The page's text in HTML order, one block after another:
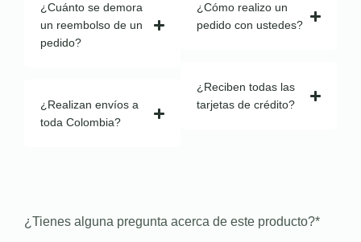
¿Cuánto se demora
un reembolso de un
pedido?
¿Realizan envíos a
toda Colombia?
¿Cómo realizo un
pedido con ustedes?
¿Reciben todas las
tarjetas de crédito?
¿Tienes alguna pregunta acerca de este producto?*